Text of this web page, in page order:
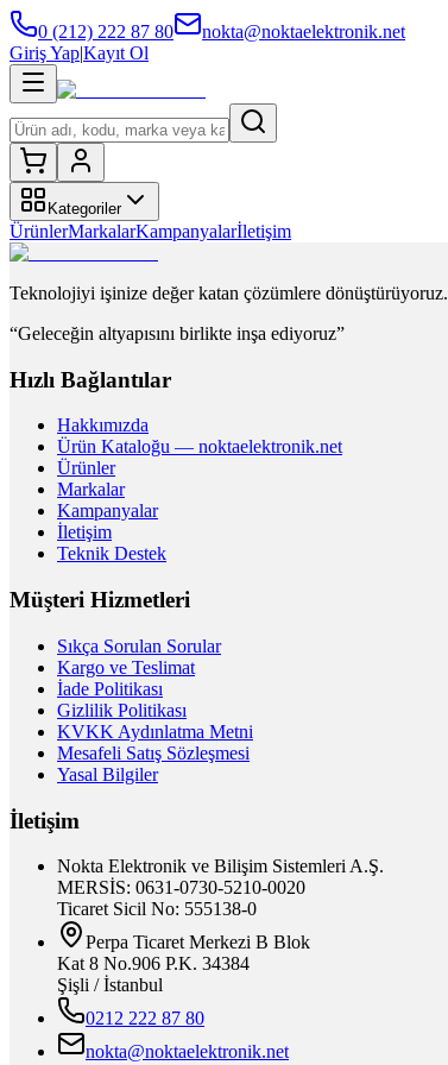
0 (212) 222 87 80
nokta@noktaelektronik.net
Giriş Yap|Kayıt Ol
Kategoriler
ÜrünlerMarkalarKampanyalarİletişim
Teknolojiyi işinize değer katan çözümlere dönüştürüyoruz.
“Geleceğin altyapısını birlikte inşa ediyoruz”
Hızlı Bağlantılar
Hakkımızda
Ürün Kataloğu — noktaelektronik.net
Ürünler
Markalar
Kampanyalar
İletişim
Teknik Destek
Müşteri Hizmetleri
Sıkça Sorulan Sorular
Kargo ve Teslimat
İade Politikası
Gizlilik Politikası
KVKK Aydınlatma Metni
Mesafeli Satış Sözleşmesi
Yasal Bilgiler
İletişim
Nokta Elektronik ve Bilişim Sistemleri A.Ş.
MERSİS: 0631-0730-5210-0020
Ticaret Sicil No: 555138-0
Perpa Ticaret Merkezi B Blok
Kat 8 No.906 P.K. 34384
Şişli / İstanbul
0212 222 87 80
nokta@noktaelektronik.net